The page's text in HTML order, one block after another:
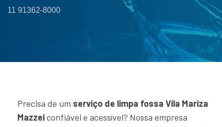
11 91362-8000
Precisa de um serviço de limpa fossa Vila Mariza
Mazzeiconfiável e acessível? Nossa empresa